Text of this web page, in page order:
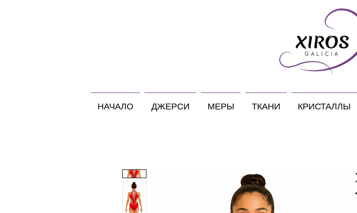
НАЧАЛО ДЖЕРСИ МЕРЫ ТКАНИ КРИСТАЛЛЫ